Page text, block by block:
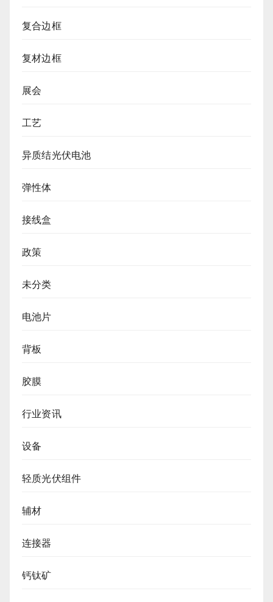
复合边框
复材边框
展会
工艺
异质结光伏电池
弹性体
接线盒
政策
未分类
电池片
背板
胶膜
行业资讯
设备
轻质光伏组件
辅材
连接器
钙钛矿